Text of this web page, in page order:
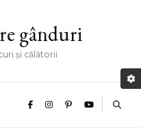
gânduri
și călătorii